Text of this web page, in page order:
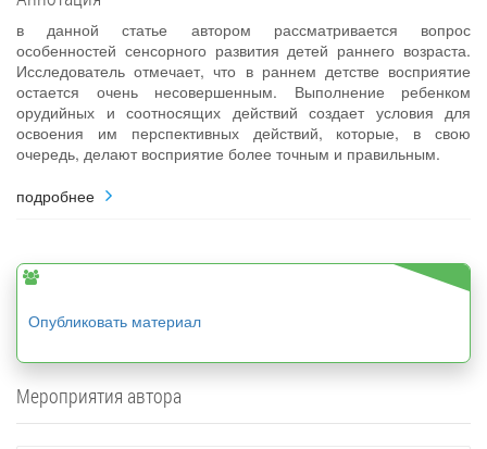
в данной статье автором рассматривается вопрос
особенностей сенсорного развития детей раннего возраста.
Исследователь отмечает, что в раннем детстве восприятие
остается очень несовершенным. Выполнение ребенком
орудийных и соотносящих действий создает условия для
освоения им перспективных действий, которые, в свою
очередь, делают восприятие более точным и правильным.
подробнее
Опубликовать материал
Мероприятия автора